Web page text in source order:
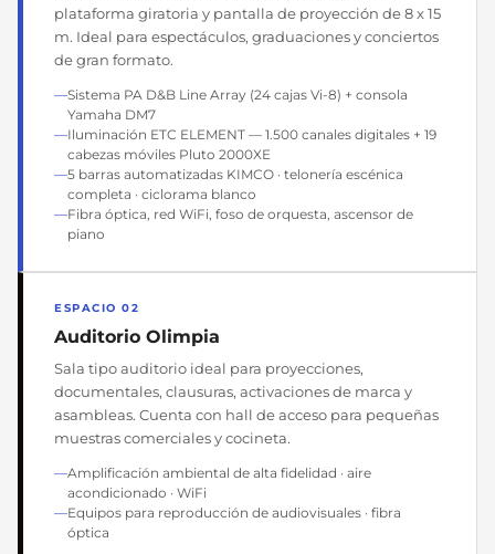
plataforma giratoria y pantalla de proyección de 8 x 15
m. Ideal para espectáculos, graduaciones y conciertos
de gran formato.
Sistema PA D&B Line Array (24 cajas Vi-8) + consola
Yamaha DM7
Iluminación ETC ELEMENT — 1.500 canales digitales + 19
cabezas móviles Pluto 2000XE
5 barras automatizadas KIMCO · telonería escénica
completa · ciclorama blanco
Fibra óptica, red WiFi, foso de orquesta, ascensor de
piano
ESPACIO 02
Auditorio Olimpia
Sala tipo auditorio ideal para proyecciones,
documentales, clausuras, activaciones de marca y
asambleas. Cuenta con hall de acceso para pequeñas
muestras comerciales y cocineta.
Amplificación ambiental de alta fidelidad · aire
acondicionado · WiFi
Equipos para reproducción de audiovisuales · fibra
óptica